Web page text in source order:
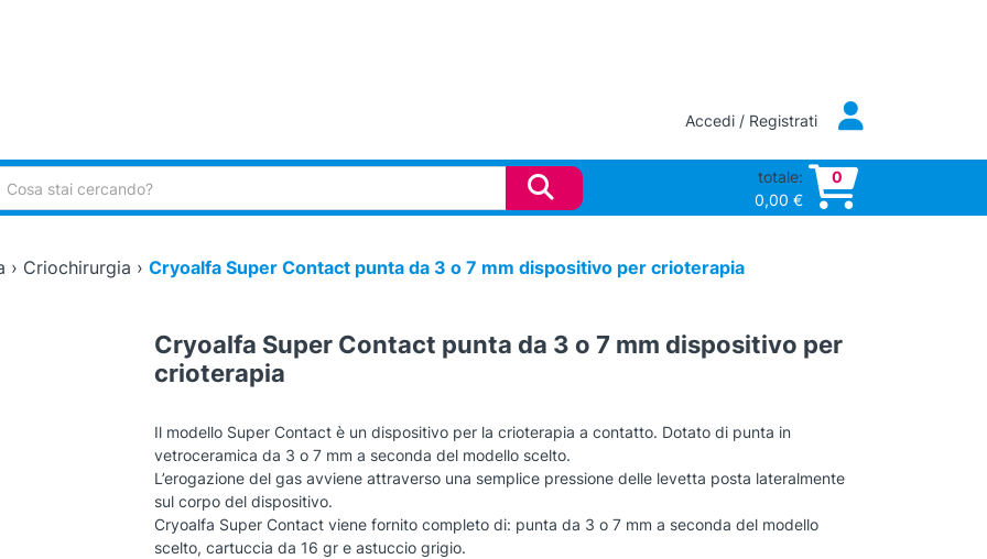
Accedi / Registrati
totale:
0,00 €
0
› Criochirurgia › Cryoalfa Super Contact punta da 3 o 7 mm dispositivo per crioterapia
Cryoalfa Super Contact punta da 3 o 7 mm dispositivo per
crioterapia
Il modello Super Contact è un dispositivo per la crioterapia a contatto. Dotato di punta in
vetroceramica da 3 o 7 mm a seconda del modello scelto.
L’erogazione del gas avviene attraverso una semplice pressione delle levetta posta lateralmente
sul corpo del dispositivo.
Cryoalfa Super Contact viene fornito completo di: punta da 3 o 7 mm a seconda del modello
scelto, cartuccia da 16 gr e astuccio grigio.